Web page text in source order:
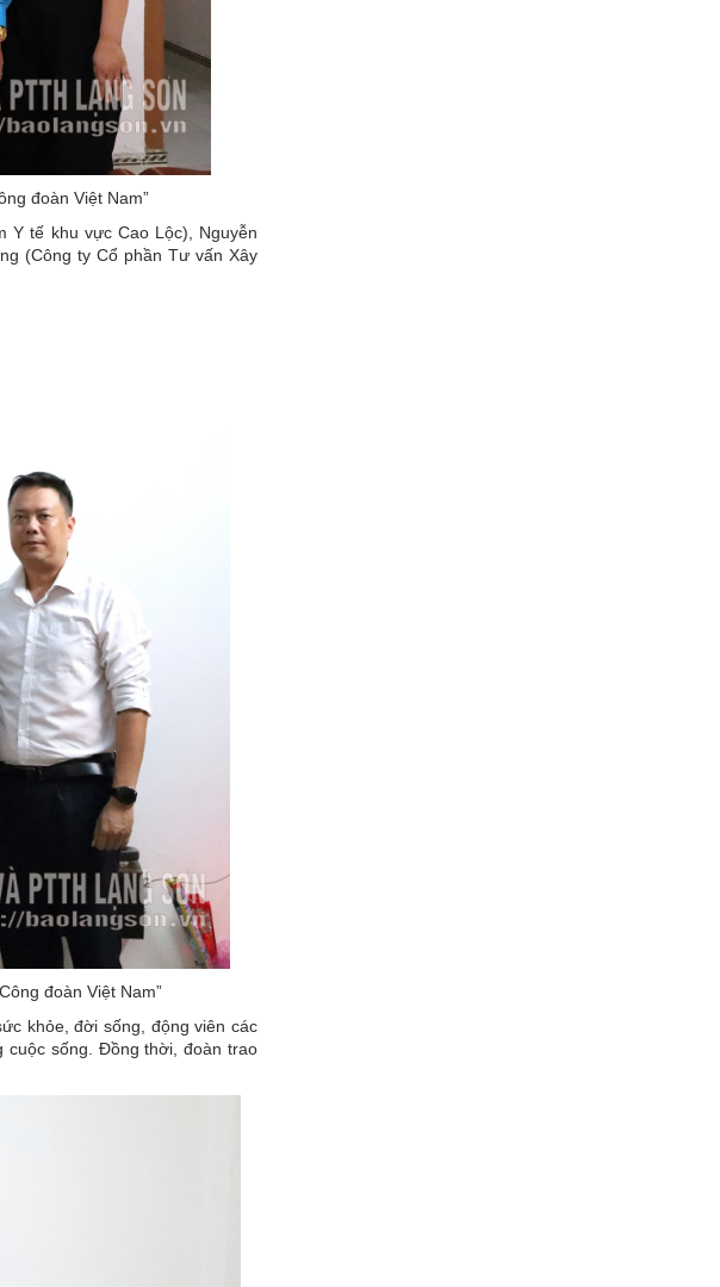
đoàn Việt Nam”
Y tế khu vực Cao Lộc), Nguyễn
(Công ty Cổ phần Tư vấn Xây
đoàn Việt Nam”
khỏe, đời sống, động viên các
cuộc sống. Đồng thời, đoàn trao